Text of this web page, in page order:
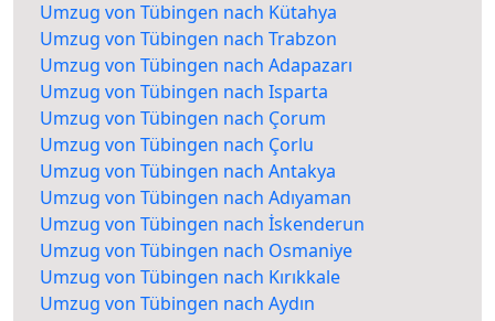
Umzug von Tübingen nach Kütahya
Umzug von Tübingen nach Trabzon
Umzug von Tübingen nach Adapazarı
Umzug von Tübingen nach Isparta
Umzug von Tübingen nach Çorum
Umzug von Tübingen nach Çorlu
Umzug von Tübingen nach Antakya
Umzug von Tübingen nach Adıyaman
Umzug von Tübingen nach İskenderun
Umzug von Tübingen nach Osmaniye
Umzug von Tübingen nach Kırıkkale
Umzug von Tübingen nach Aydın